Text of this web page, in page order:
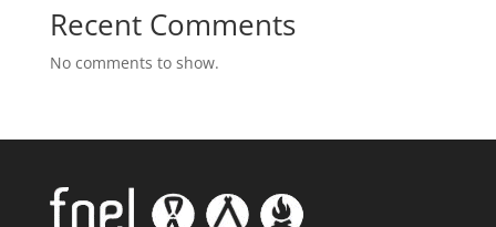
Recent Comments
No comments to show.